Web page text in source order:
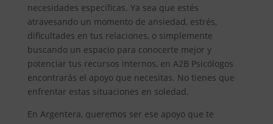
necesidades específicas. Ya sea que estés
atravesando un momento de ansiedad, estrés,
dificultades en tus relaciones, o simplemente
buscando un espacio para conocerte mejor y
potenciar tus recursos internos, en A2B Psicólogos
encontrarás el apoyo que necesitas. No tienes que
enfrentar estas situaciones en soledad.
En Argentera, queremos ser ese apoyo que te